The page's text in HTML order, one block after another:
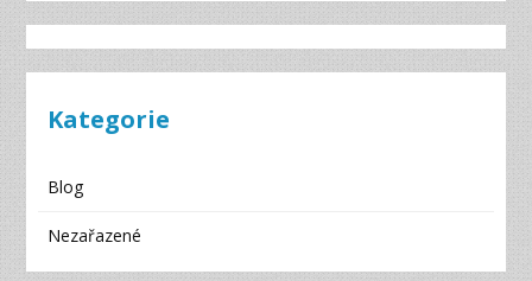
Kategorie
Blog
Nezařazené